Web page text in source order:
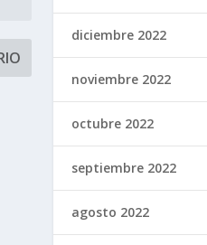
diciembre 2022
noviembre 2022
octubre 2022
septiembre 2022
agosto 2022